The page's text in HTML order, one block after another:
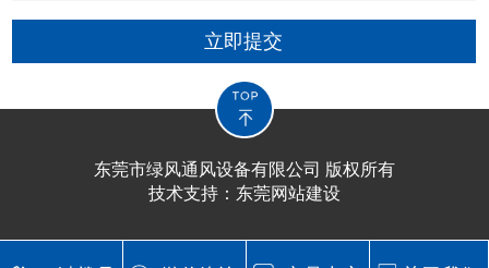
立即提交
东莞市绿风通风设备有限公司 版权所有
技术支持： 东莞网站建设​